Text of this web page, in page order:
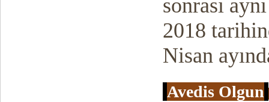
sonrası
2018
Nisan
Avedis Olgun